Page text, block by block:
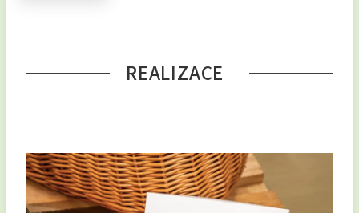
REALIZACE